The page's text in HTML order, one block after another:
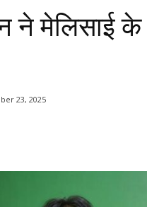
ने मेलिसाई
23, 2025